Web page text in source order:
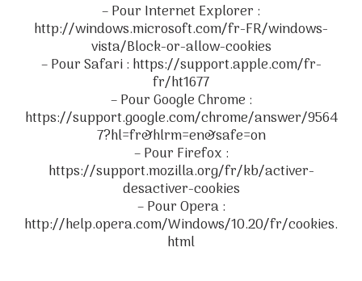
– Pour Internet Explorer :
http://windows.microsoft.com/fr-FR/windows-
vista/Block-or-allow-cookies
– Pour Safari : https://support.apple.com/fr-
fr/ht1677
– Pour Google Chrome :
https://support.google.com/chrome/answer/9564
7?hl=fr&hlrm=en&safe=on
– Pour Firefox :
https://support.mozilla.org/fr/kb/activer-
desactiver-cookies
– Pour Opera :
http://help.opera.com/Windows/10.20/fr/cookies.
html